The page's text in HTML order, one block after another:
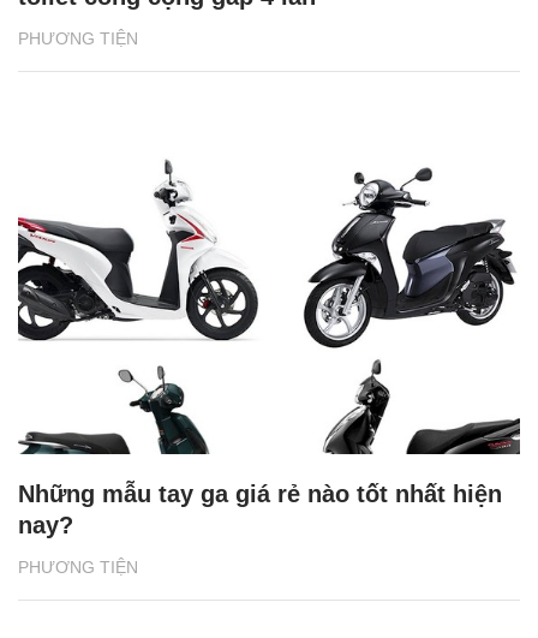
PHƯƠNG TIỆN
PHƯƠNG TIỆN
Những mẫu tay ga giá rẻ nào tốt nhất hiện
nay?